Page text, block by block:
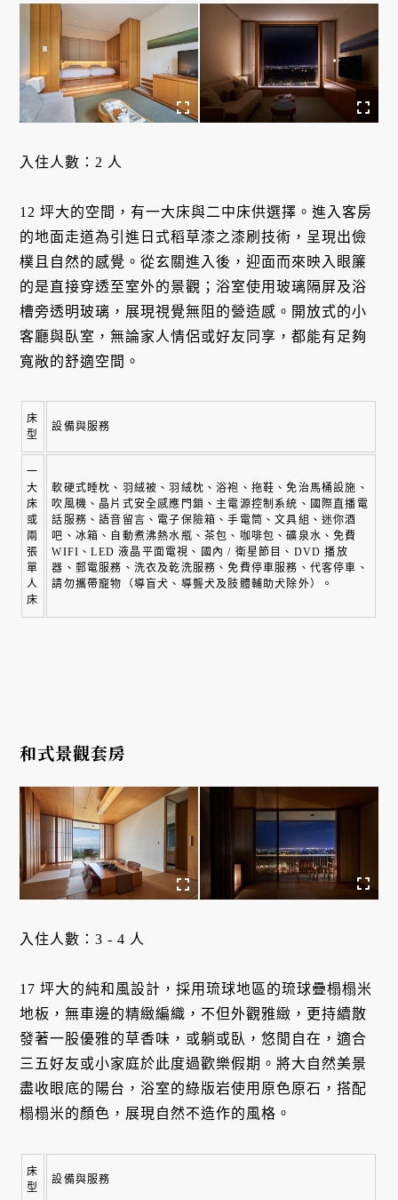
入住人數：2 人
12 坪大的空間，有一大床與二中床供選擇。進入客房
的地面走道為引進日式稻草漆之漆刷技術，呈現出儉
樸且自然的感覺。從玄關進入後，迎面而來映入眼簾
的是直接穿透至室外的景觀；浴室使用玻璃隔屏及浴
槽旁透明玻璃，展現視覺無阻的營造感。開放式的小
客廳與臥室，無論家人情侶或好友同享，都能有足夠
寬敞的舒適空間。
床
型
設備與服務
一
大
床
或
兩
張
單
人
床
軟硬式睡枕、羽絨被、羽絨枕、浴袍、拖鞋、免治馬桶設施、
吹風機、晶片式安全感應門鎖、主電源控制系統、國際直播電
話服務、語音留言、電子保險箱、手電筒、文具組、迷你酒
吧、冰箱、自動煮沸熱水瓶、茶包、咖啡包、礦泉水、免費
WIFI、LED 液晶平面電視、國內 / 衛星節目、DVD 播放
器、郵電服務、洗衣及乾洗服務、免費停車服務、代客停車、
請勿攜帶寵物（導盲犬、導聾犬及肢體輔助犬除外）。
和式景觀套房
入住人數：3 - 4 人
17 坪大的純和風設計，採用琉球地區的琉球疊榻榻米
地板，無車邊的精緻編織，不但外觀雅緻，更持續散
發著一股優雅的草香味，或躺或臥，悠閒自在，適合
三五好友或小家庭於此度過歡樂假期。將大自然美景
盡收眼底的陽台，浴室的綠版岩使用原色原石，搭配
榻榻米的顏色，展現自然不造作的風格。
床
型
設備與服務